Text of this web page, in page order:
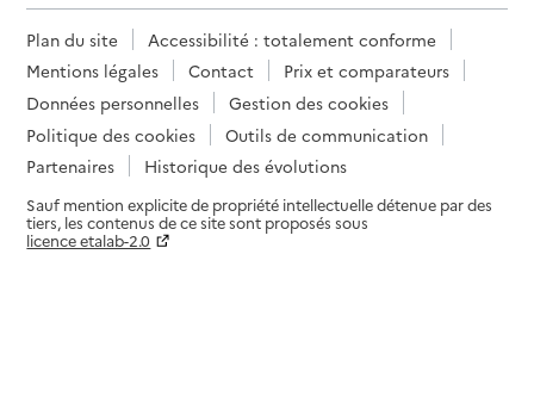
Plan du site
Accessibilité : totalement conforme
Mentions légales
Contact
Prix et comparateurs
Données personnelles
Gestion des cookies
Politique des cookies
Outils de communication
Partenaires
Historique des évolutions
Sauf mention explicite de propriété intellectuelle détenue par des
tiers, les contenus de ce site sont proposés sous
licence etalab-2.0